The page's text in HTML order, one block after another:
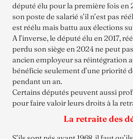
député élu pour la première fois
son poste de salarié s’il n’est pas
est réélu mais battu aux élections
A l’inverse, le député élu en 2017,
perdu son siège en 2024 ne peut
ancien employeur sa réintégration
bénéficie seulement d’une priorité
pendant un an.
Certains députés peuvent aussi
pour faire valoir leurs droits à la
La retraite des